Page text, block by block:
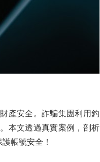
產安全。詐騙集團利用釣
本文透過真實案例，剖析
帳號安全！